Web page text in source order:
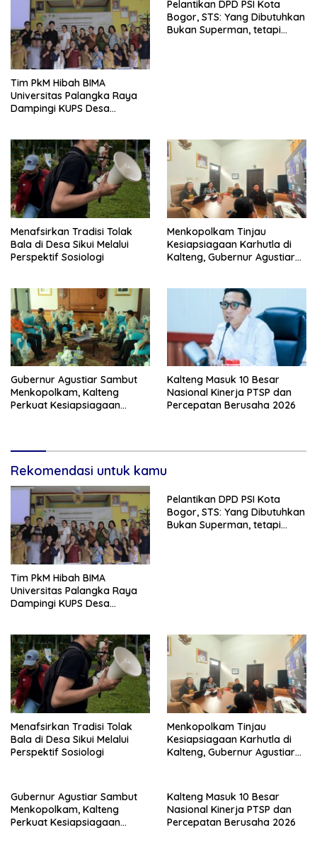
Tim PkM Hibah BIMA
Universitas Palangka Raya
Dampingi KUPS Desa
Pelantikan DPD PSI Kota
Bogor, STS: Yang Dibutuhkan
Bukan Superman, tetapi
Menafsirkan Tradisi Tolak
Bala di Desa Sikui Melalui
Perspektif Sosiologi
Menkopolkam Tinjau
Kesiapsiagaan Karhutla di
Kalteng, Gubernur Agustiar
Gubernur Agustiar Sambut
Menkopolkam, Kalteng
Perkuat Kesiapsiagaan
Kalteng Masuk 10 Besar
Nasional Kinerja PTSP dan
Percepatan Berusaha 2026
Rekomendasi untuk kamu
Tim PkM Hibah BIMA
Universitas Palangka Raya
Dampingi KUPS Desa
Pelantikan DPD PSI Kota
Bogor, STS: Yang Dibutuhkan
Bukan Superman, tetapi
Menafsirkan Tradisi Tolak
Bala di Desa Sikui Melalui
Perspektif Sosiologi
Menkopolkam Tinjau
Kesiapsiagaan Karhutla di
Kalteng, Gubernur Agustiar
Gubernur Agustiar Sambut
Menkopolkam, Kalteng
Perkuat Kesiapsiagaan
Kalteng Masuk 10 Besar
Nasional Kinerja PTSP dan
Percepatan Berusaha 2026